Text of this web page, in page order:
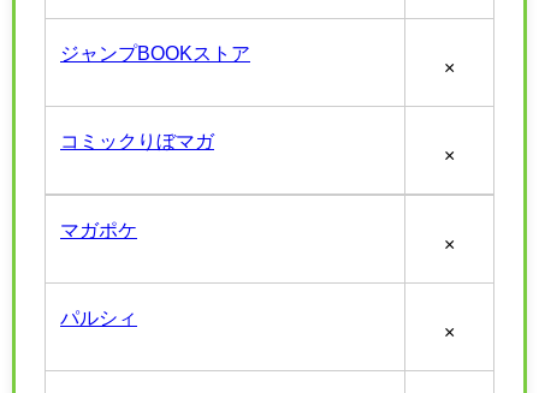
ジャンプBOOKストア
×
コミックりぼマガ
×
マガポケ
×
パルシィ
×